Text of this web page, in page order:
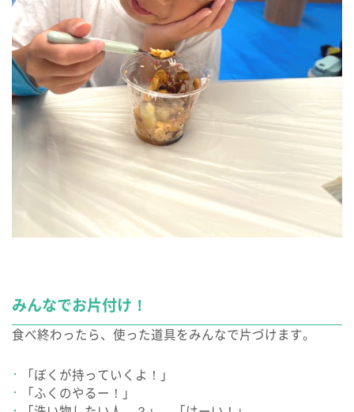
みんなでお片付け！
食べ終わったら、使った道具をみんなで片づけます。
「ぼくが持っていくよ！」
「ふくのやるー！」